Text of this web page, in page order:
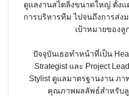
ดูแลงานสไตลิ่งขนาดใหญ่ ตั้งแ
การบริหารทีม ไปจนถึงการส่ง
เป้าหมายของลู
ปัจจุบันเธอทำหน้าที่เป็น
Strategist และ Project
Stylist ดูแลมาตรฐานงาน ภ
คุณภาพผลลัพธ์สำหรับ